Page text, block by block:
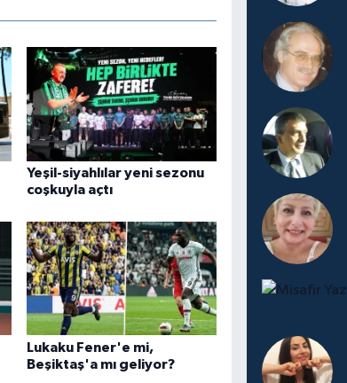
Yeşil-siyahlılar yeni sezonu
coşkuyla açtı
Lukaku Fener'e mi,
Beşiktaş'a mı geliyor?